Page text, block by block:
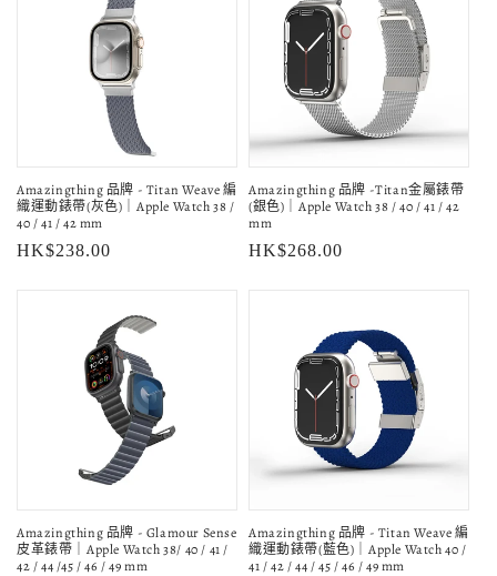
Amazingthing 品牌 - Titan Weave 編
織運動錶帶(灰色)｜Apple Watch 38 /
40 / 41 / 42 mm
定
HK$238.00
Amazingthing 品牌 -Titan金屬錶帶
(銀色)｜Apple Watch 38 / 40 / 41 / 42
mm
定
HK$268.00
Amazingthing 品牌 - Glamour Sense
皮革錶帶｜Apple Watch 38/ 40 / 41 /
42 / 44 /45 / 46 / 49 mm
Amazingthing 品牌 - Titan Weave 編
織運動錶帶(藍色)｜Apple Watch 40 /
41 / 42 / 44 / 45 / 46 / 49 mm